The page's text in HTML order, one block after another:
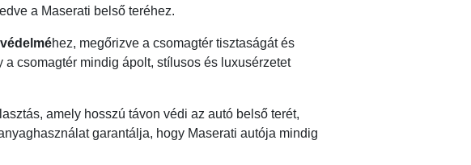
a Maserati belső teréhez.
hez, megőrizve a csomagtér tisztaságát és
csomagtér mindig ápolt, stílusos és luxusérzetet
amely hosszú távon védi az autó belső terét,
garantálja, hogy Maserati autója mindig